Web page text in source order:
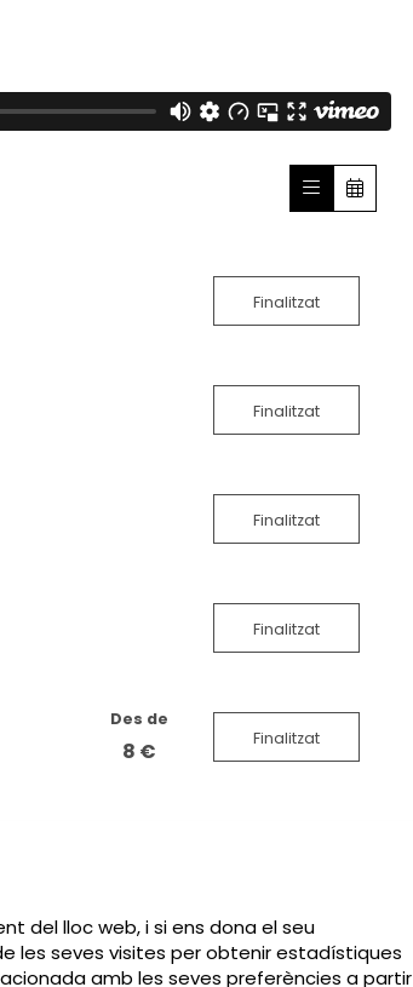
Finalitzat
Finalitzat
Finalitzat
Finalitzat
Des de
8 € Finalitzat
del lloc web, i si ens dona el seu
les seves visites per obtenir estadístiques
amb les seves preferències a partir